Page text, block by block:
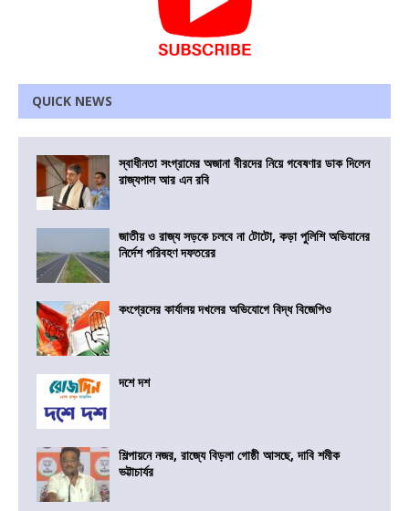
QUICK NEWS
স্বাধীনতা সংগ্রামের অজানা বীরদের নিয়ে গবেষণার ডাক দিলেন
রাজ্যপাল আর এন রবি
জাতীয় ও রাজ্য সড়কে চলবে না টোটো, কড়া পুলিশি অভিযানের
নির্দেশ পরিবহণ দফতরের
কংগ্রেসের কার্যালয় দখলের অভিযোগে বিদ্ধ বিজেপিও
দশে দশ
শিল্পায়নে নজর, রাজ্যে বিড়লা গোষ্ঠী আসছে, দাবি শমীক
ভট্টাচার্যর